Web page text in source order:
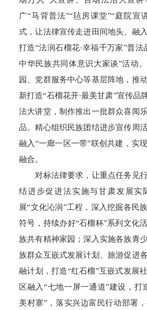
广“马背普法”“毡房课堂”“庭院宣
式，让法律宣传走进田间地头、融
打造“法润石榴花·幸福千万家”普法
中华民族共同体意识大家谈”活动
园、党群服务中心等基层阵地，推
新打造“石榴花开·最美甘肃”宣传品
法大讲堂，制作推出一批群众喜闻
品。精心组织民族团结进步宣传周
融入“一廊一区一带”联创共建，实
融合。
对标法律要求，让重点任务见行
结进步促进法实施与甘肃发展实
展“文化沁润”工程，深入挖掘各民
符号，持续办好“石榴杯”系列文化
族共有精神家园；深入实施各族青
族群众互嵌式发展计划、旅游促进
融计划，打造“红石榴”互嵌式发展
区融入“七地一屏一通道”建设，打
美村寨”，落实兴边富民行动部署